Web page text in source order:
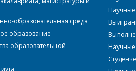
образовательная среда
образование
образовательной